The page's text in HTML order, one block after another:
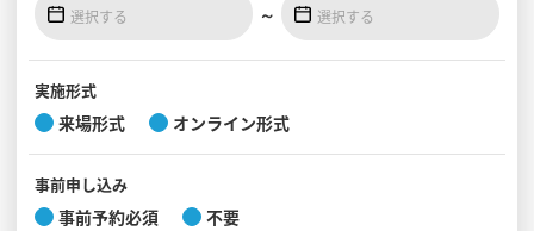
～
実施形式
来場形式 オンライン形式
事前申し込み
事前予約必須 不要